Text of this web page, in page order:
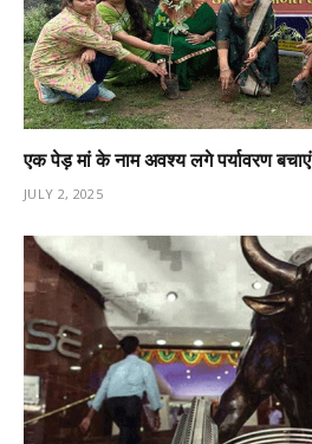
एक पेड़ मां के नाम अवश्य लगे पर्यावरण बचाएं
JULY 2, 2025